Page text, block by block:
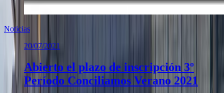
Noticias
20/07/2021
Abierto el plazo de inscripción 3º
Período Conciliamos Verano 2021